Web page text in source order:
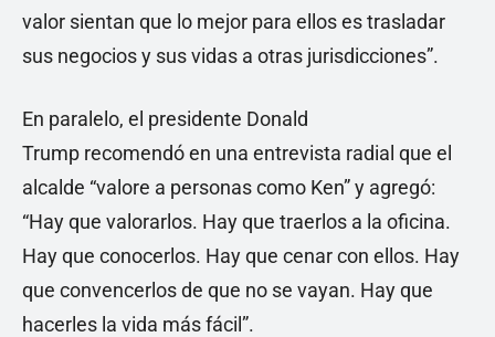
valor sientan que lo mejor para ellos es trasladar
sus negocios y sus vidas a otras jurisdicciones”.
En paralelo, el presidente Donald
Trump recomendó en una entrevista radial que el
alcalde “valore a personas como Ken” y agregó:
“Hay que valorarlos. Hay que traerlos a la oficina.
Hay que conocerlos. Hay que cenar con ellos. Hay
que convencerlos de que no se vayan. Hay que
hacerles la vida más fácil”.